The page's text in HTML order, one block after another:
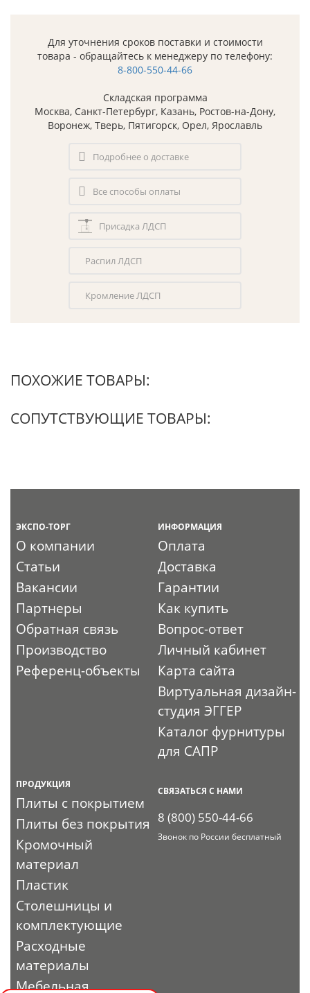
Для уточнения сроков поставки и стоимости
товара - обращайтесь к менеджеру по телефону:
8-800-550-44-66
Складская программа
Москва, Санкт-Петербург, Казань, Ростов-на-Дону,
Воронеж, Тверь, Пятигорск, Орел, Ярославль
Подробнее о доставке
Все способы оплаты
Присадка ЛДСП
Распил ЛДСП
Кромление ЛДСП
ПОХОЖИЕ ТОВАРЫ:
СОПУТСТВУЮЩИЕ ТОВАРЫ:
ЭКСПО-ТОРГ
О компании
Статьи
Вакансии
Партнеры
Обратная связь
Производство
Референц-объекты
ИНФОРМАЦИЯ
Оплата
Доставка
Гарантии
Как купить
Вопрос-ответ
Личный кабинет
Карта сайта
Виртуальная дизайн-
студия ЭГГЕР
Каталог фурнитуры
для САПР
ПРОДУКЦИЯ
Плиты с покрытием
Плиты без покрытия
Кромочный
материал
Пластик
Столешницы и
комплектующие
Расходные
материалы
Мебельная
СВЯЗАТЬСЯ С НАМИ
8 (800) 550-44-66
Звонок по России бесплатный